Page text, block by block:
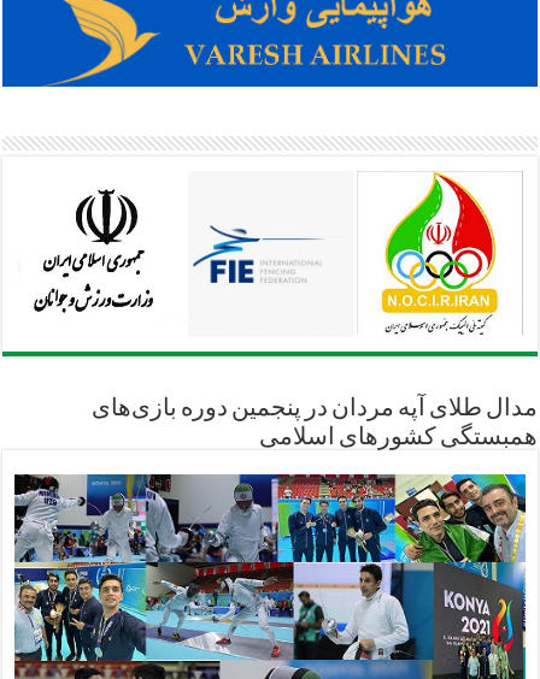
مدال طلای آپه مردان در پنجمین دوره بازی‌های
همبستگی کشورهای اسلامی